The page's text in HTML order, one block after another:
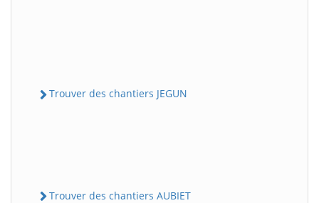
Trouver des chantiers JEGUN
Trouver des chantiers AUBIET